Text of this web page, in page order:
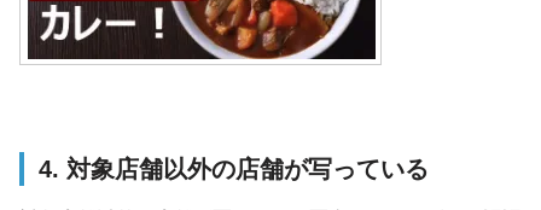
4. 対象店舗以外の店舗が写っている